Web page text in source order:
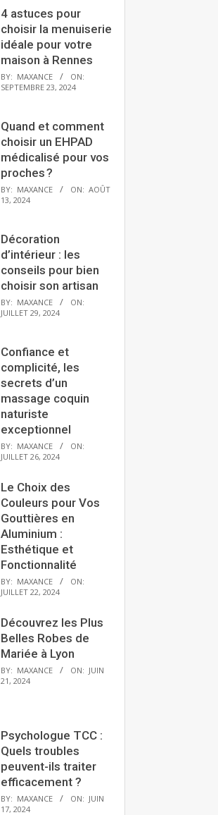
4 astuces pour
choisir la menuiserie
idéale pour votre
maison à Rennes
BY: MAXANCE
ON:
SEPTEMBRE 23, 2024
Quand et comment
choisir un EHPAD
médicalisé pour vos
proches ?
BY: MAXANCE ON: AOÛT
13, 2024
Décoration
d’intérieur : les
conseils pour bien
choisir son artisan
BY: MAXANCE
ON:
JUILLET 29, 2024
Confiance et
complicité, les
secrets d’un
massage coquin
naturiste
exceptionnel
BY: MAXANCE
ON:
JUILLET 26, 2024
Le Choix des
Couleurs pour Vos
Gouttières en
Aluminium :
Esthétique et
Fonctionnalité
BY: MAXANCE
ON:
JUILLET 22, 2024
Découvrez les Plus
Belles Robes de
Mariée à Lyon
BY: MAXANCE ON: JUIN
21, 2024
Psychologue TCC :
Quels troubles
peuvent-ils traiter
efficacement ?
BY: MAXANCE ON: JUIN
17, 2024